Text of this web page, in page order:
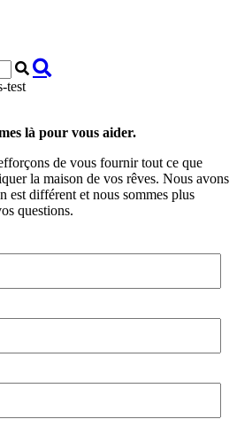
test
là pour vous aider.
de vous fournir tout ce que
la maison de vos rêves. Nous avons
est différent et nous sommes plus
questions.